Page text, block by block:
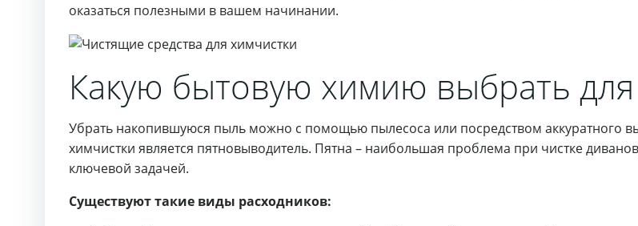
оказаться полезными в вашем начинании.
Какую бытовую химию выбрать
Убрать накопившуюся пыль можно с помощью пылесоса или посредством аккуратного
химчистки является пятновыводитель. Пятна – наибольшая проблема при чистке
ключевой задачей.
Существуют такие виды расходников: